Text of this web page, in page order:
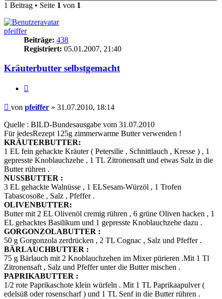
1 Beitrag • Seite 1 von 1
pfeiffer
Beiträge: 438
Registriert: 05.01.2007, 21:40
Kräuterbutter selbstgemacht
Beitrag
von pfeiffer » 31.07.2010, 18:14
Quelle : BILD-Bundesausgabe vom 31.07.2010
Für jedesRezept 125g zimmerwarme Butter verwenden !
KRÄUTERBUTTER:
1 EL fein gehackte Kräuter ( Petersilie , Schnittlauch , Kresse ) , 1
gepresste Knoblauchzehe , 1 TL Zitronensaft und etwas Salz in die
Butter rühren .
NUSSBUTTER :
3 EL gehackte Walnüsse , 1 ELSesam-Würzöl , 1 Trofen
Tabascosoße , Salz , Pfeffer .
OLIVENBUTTER:
Butter mit 2 EL Olivenöl cremig rühren , 6 grüne Oliven hacken , 1
EL gehacktes Basilikum und 1 gepresste Knoblauchzehe dazu .
GORGONZOLABUTTER :
50 g Gorgonzola zerdrücken , 2 TL Cognac , Salz und Pfeffer .
BÄRLAUCHBUTTER :
75 g Bärlauch mit 2 Knoblauchzehen im Mixer pürieren .Mit 1 Tl
Zitronensaft , Salz und Pfeffer unter die Butter mischen .
PAPRIKABUTTER :
1/2 rote Paprikaschote klein würfeln . Mit 1 TL Paprikaapulver (
edelsüß oder rosenscharf ) und 1 TL Senf in die Butter rühren .